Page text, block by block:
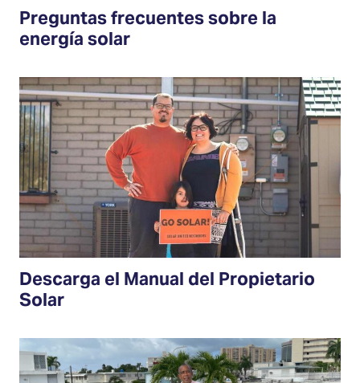
Preguntas frecuentes sobre la
energía solar
Descarga el Manual del Propietario
Solar